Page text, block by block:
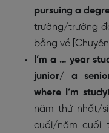
pursuing a
trường/trường
bằng về
I’m a … year
junior/ a
where I’m
năm thứ nhất/
cuối/năm cuối